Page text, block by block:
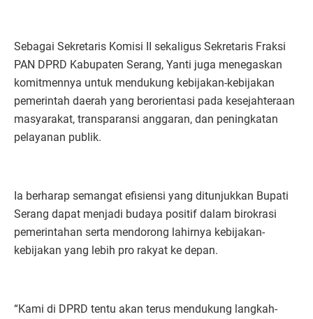
Sebagai Sekretaris Komisi II sekaligus Sekretaris Fraksi
PAN DPRD Kabupaten Serang, Yanti juga menegaskan
komitmennya untuk mendukung kebijakan-kebijakan
pemerintah daerah yang berorientasi pada kesejahteraan
masyarakat, transparansi anggaran, dan peningkatan
pelayanan publik.
Ia berharap semangat efisiensi yang ditunjukkan Bupati
Serang dapat menjadi budaya positif dalam birokrasi
pemerintahan serta mendorong lahirnya kebijakan-
kebijakan yang lebih pro rakyat ke depan.
“Kami di DPRD tentu akan terus mendukung langkah-